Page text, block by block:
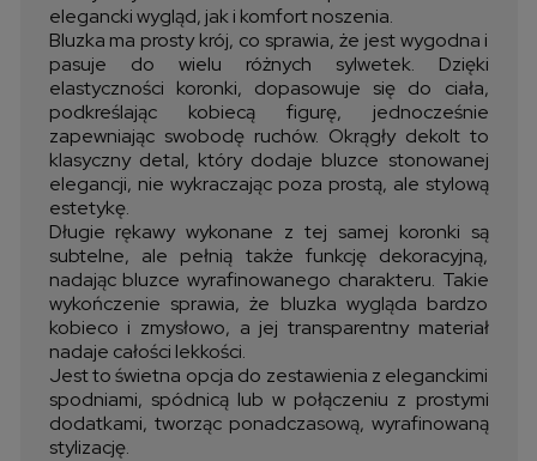
elegancki wygląd, jak i komfort noszenia.
Bluzka ma prosty krój, co sprawia, że jest wygodna i
pasuje do wielu różnych sylwetek. Dzięki
elastyczności koronki, dopasowuje się do ciała,
podkreślając kobiecą figurę, jednocześnie
zapewniając swobodę ruchów. Okrągły dekolt to
klasyczny detal, który dodaje bluzce stonowanej
elegancji, nie wykraczając poza prostą, ale stylową
estetykę.
Długie rękawy wykonane z tej samej koronki są
subtelne, ale pełnią także funkcję dekoracyjną,
nadając bluzce wyrafinowanego charakteru. Takie
wykończenie sprawia, że bluzka wygląda bardzo
kobieco i zmysłowo, a jej transparentny materiał
nadaje całości lekkości.
Jest to świetna opcja do zestawienia z eleganckimi
spodniami, spódnicą lub w połączeniu z prostymi
dodatkami, tworząc ponadczasową, wyrafinowaną
stylizację.